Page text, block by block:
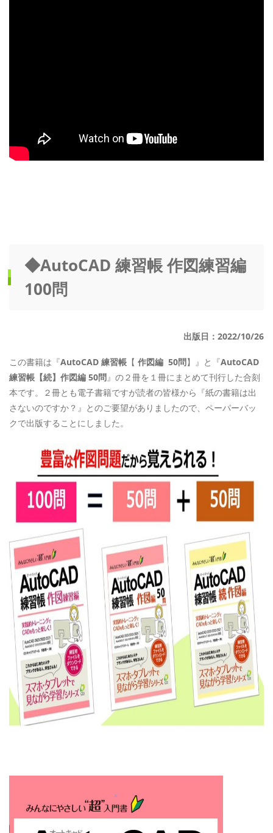
◆AutoCAD 練習帳 作図練習編
100問
出版日：2022/10/26
この書籍は『AutoCAD 練習帳 【 作図編 50問】』と『AutoCAD
練習帳【続】作図編 50問』の２冊を１冊にまとめて刊行した合刻
本です。２冊とも電子書籍ですが読者の皆様から『紙の書籍は出
さないのですか？』とのご要望がありましたので、ペーパーバッ
クで出版することにしました。